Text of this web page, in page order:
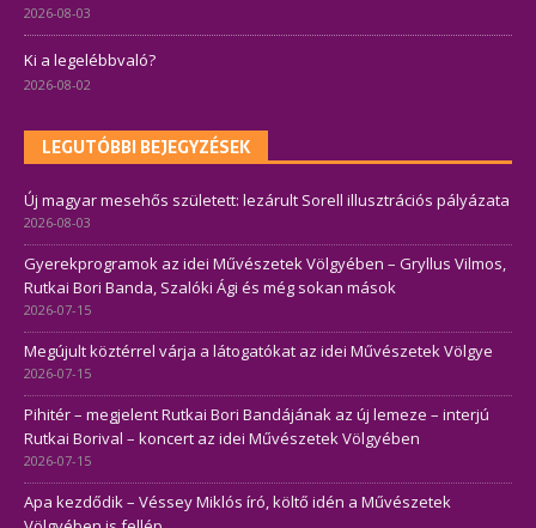
2026-08-03
Ki a legelébbvaló?
2026-08-02
LEGUTÓBBI BEJEGYZÉSEK
Új magyar mesehős született: lezárult Sorell illusztrációs pályázata
2026-08-03
Gyerekprogramok az idei Művészetek Völgyében – Gryllus Vilmos,
Rutkai Bori Banda, Szalóki Ági és még sokan mások
2026-07-15
Megújult köztérrel várja a látogatókat az idei Művészetek Völgye
2026-07-15
Pihitér – megjelent Rutkai Bori Bandájának az új lemeze – interjú
Rutkai Borival – koncert az idei Művészetek Völgyében
2026-07-15
Apa kezdődik – Véssey Miklós író, költő idén a Művészetek